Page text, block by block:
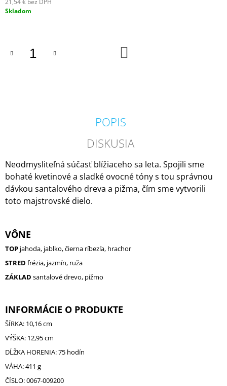
21,54 € bez DPH
Jednotková
Skladom
POPIS
DISKUSIA
Neodmysliteľná súčasť blížiaceho sa leta. Spojili sme
bohaté kvetinové a sladké ovocné tóny s tou správnou
dávkou santalového dreva a pižma, čím sme vytvorili
toto majstrovské dielo.
VÔNE
TOP jahoda, jablko, čierna ríbezľa, hrachor
STRED frézia, jazmín, ruža
ZÁKLAD santalové drevo, pižmo
INFORMÁCIE O PRODUKTE
ŠÍRKA: 10,16 cm
VÝŠKA: 12,95 cm
DĹŽKA HORENIA: 75 hodín
VÁHA: 411 g
ČÍSLO: 0067-009200
M
ESSENTIALS
BLACK